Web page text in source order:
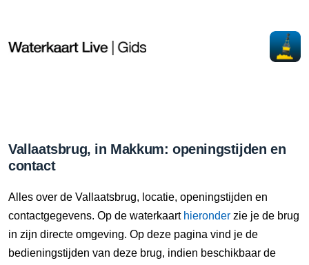
Vallaatsbrug, in Makkum: openingstijden en
contact
Alles over de Vallaatsbrug, locatie, openingstijden en
contactgegevens. Op de waterkaart hieronder zie je de brug
in zijn directe omgeving. Op deze pagina vind je de
bedieningstijden van deze brug, indien beschikbaar de